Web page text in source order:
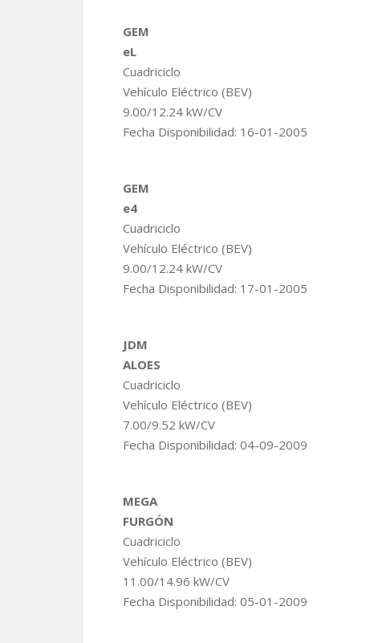
GEM
eL
Cuadriciclo
Vehículo Eléctrico (BEV)
9.00/12.24 kW/CV
Fecha Disponibilidad: 16-01-2005
GEM
e4
Cuadriciclo
Vehículo Eléctrico (BEV)
9.00/12.24 kW/CV
Fecha Disponibilidad: 17-01-2005
JDM
ALOES
Cuadriciclo
Vehículo Eléctrico (BEV)
7.00/9.52 kW/CV
Fecha Disponibilidad: 04-09-2009
MEGA
FURGÓN
Cuadriciclo
Vehículo Eléctrico (BEV)
11.00/14.96 kW/CV
Fecha Disponibilidad: 05-01-2009